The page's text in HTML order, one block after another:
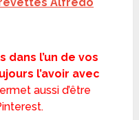
dans l’un de vos
l’avoir avec
aussi d’être